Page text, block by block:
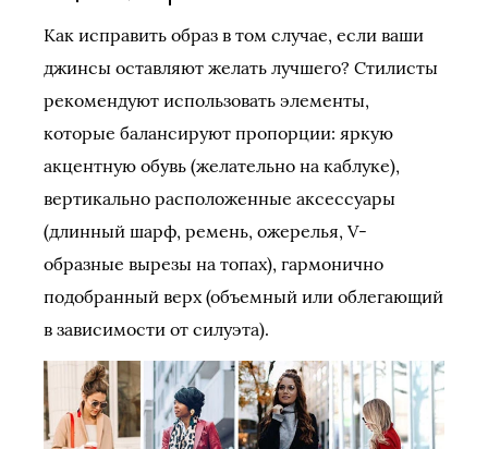
Как исправить образ в том случае, если ваши
джинсы оставляют желать лучшего? Стилисты
рекомендуют использовать элементы,
которые балансируют пропорции: яркую
акцентную обувь (желательно на каблуке),
вертикально расположенные аксессуары
(длинный шарф, ремень, ожерелья, V-
образные вырезы на топах), гармонично
подобранный верх (объемный или облегающий
в зависимости от силуэта).